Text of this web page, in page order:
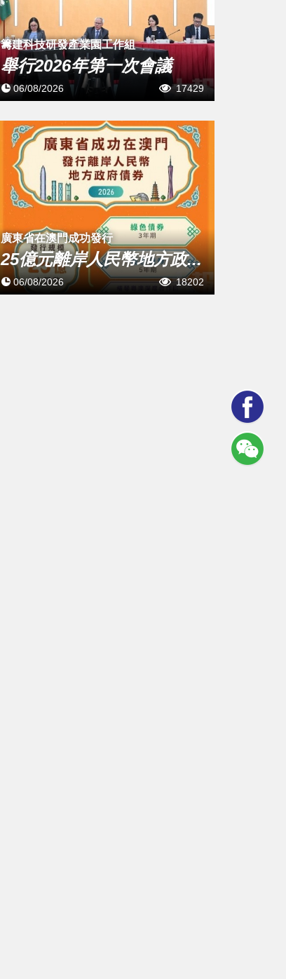
籌建科技研發產業園工作組
舉行2026年第一次會議
06/08/2026 17429
廣東省在澳門成功發行
25億元離岸人民幣地方政...
06/08/2026 18202